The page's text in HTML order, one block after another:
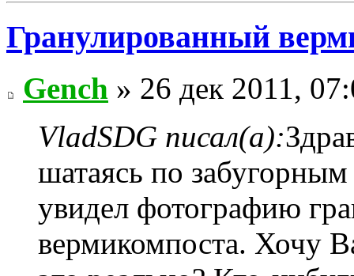
Гранулированный
Gench » 26 дек 2011,
VladSDG писал(а):
шатаясь по
увидел фотографию
вермикомпоста. Хочу